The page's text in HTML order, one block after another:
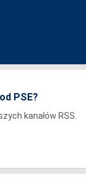
PSE?
kanałów RSS.